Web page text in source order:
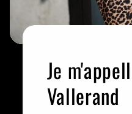
Je
Vallerand